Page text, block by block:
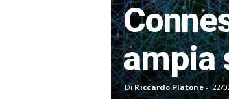
ampia
Di Riccardo Platone- 22/